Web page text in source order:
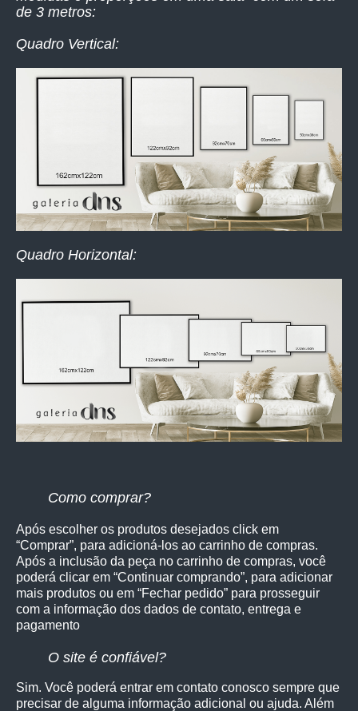
de 3 metros:
Quadro Vertical:
Quadro Horizontal:
Como comprar?
Após escolher os produtos desejados click em
“Comprar”, para adicioná-los ao carrinho de compras.
Após a inclusão da peça no carrinho de compras, você
poderá clicar em “Continuar comprando”, para adicionar
mais produtos ou em “Fechar pedido” para prosseguir
com a informação dos dados de contato, entrega e
pagamento
O site é confiável?
Sim. Você poderá entrar em contato conosco sempre que
precisar de alguma informação adicional ou ajuda. Além